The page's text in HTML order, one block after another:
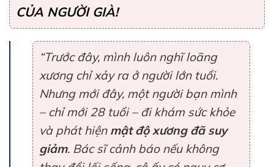
CỦA NGƯỜI GIÀ!
“Trước đây, mình luôn nghĩ loãng
xương chỉ xảy ra ở người lớn tuổi.
Nhưng mới đây, một người bạn mình
– chỉ mới 28 tuổi – đi khám sức khỏe
và phát hiện mật độ xương đã suy
giảm. Bác sĩ cảnh báo nếu không